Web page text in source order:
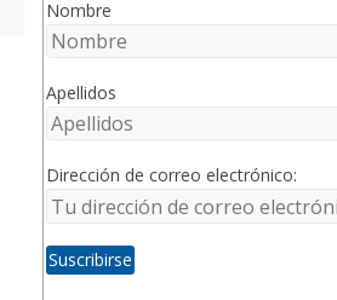
Nombre
Apellidos
Dirección de correo electrónico: